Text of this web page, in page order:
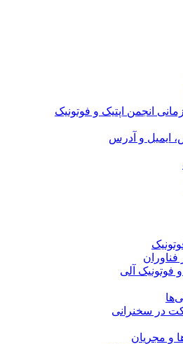
انجمن اپتیک و فوتونیک
و آدرس
آلی
در سخنرانی
مجریان